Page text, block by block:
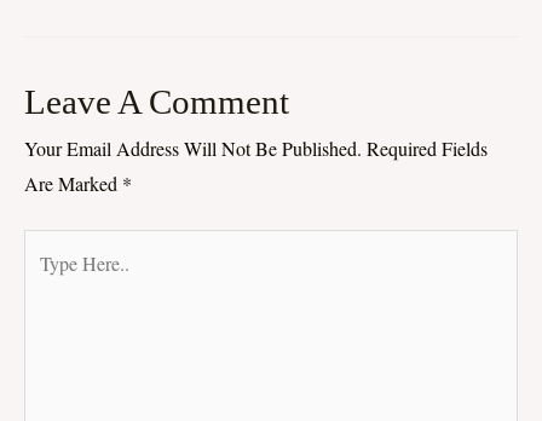
Leave A Comment
Your Email Address Will Not Be Published. Required Fields
Are Marked *
Here..